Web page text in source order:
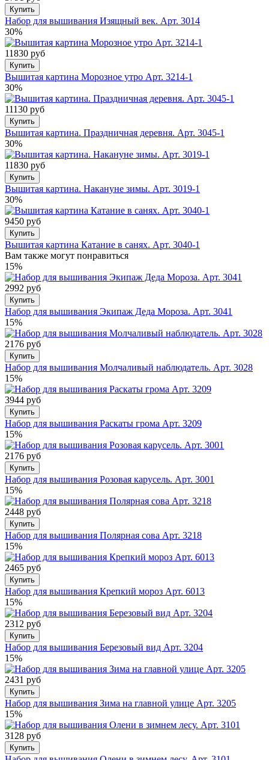
Купить
Набор для вышивания Изящный век. Арт. 3014
30%
11830 руб
Купить
Вышитая картина Морозное утро Арт. 3214-1
30%
11130 руб
Купить
Вышитая картина. Праздничная деревня. Арт. 3045-1
30%
11830 руб
Купить
Вышитая картина. Накануне зимы. Арт. 3019-1
30%
9450 руб
Купить
Вышитая картина Катание в санях. Арт. 3040-1
Вам также могут понравиться
15%
2992 руб
Купить
Набор для вышивания Экипаж Деда Мороза. Арт. 3041
15%
2176 руб
Купить
Набор для вышивания Молчаливый наблюдатель. Арт. 3028
15%
3944 руб
Купить
Набор для вышивания Раскаты грома Арт. 3209
15%
2176 руб
Купить
Набор для вышивания Розовая карусель. Арт. 3001
15%
2448 руб
Купить
Набор для вышивания Полярная сова Арт. 3218
15%
2465 руб
Купить
Набор для вышивания Крепкий мороз Арт. 6013
15%
2312 руб
Купить
Набор для вышивания Березовый вид Арт. 3204
15%
2431 руб
Купить
Набор для вышивания Зима на главной улице Арт. 3205
15%
3128 руб
Купить